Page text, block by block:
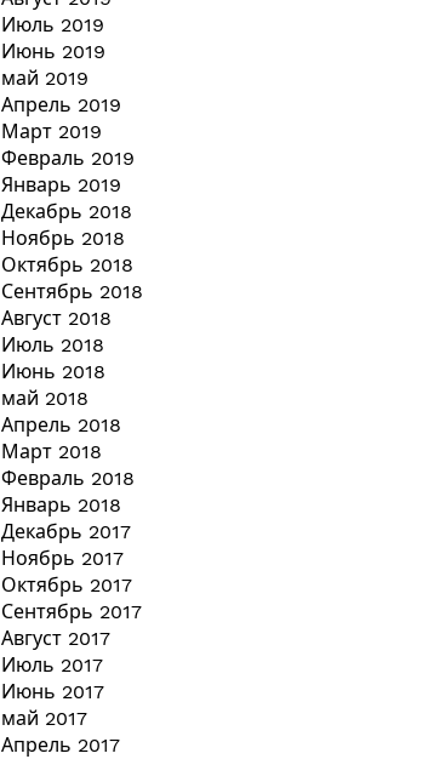
Июль 2019
Июнь 2019
май 2019
Апрель 2019
Март 2019
Февраль 2019
Январь 2019
Декабрь 2018
Ноябрь 2018
Октябрь 2018
Сентябрь 2018
Август 2018
Июль 2018
Июнь 2018
май 2018
Апрель 2018
Март 2018
Февраль 2018
Январь 2018
Декабрь 2017
Ноябрь 2017
Октябрь 2017
Сентябрь 2017
Август 2017
Июль 2017
Июнь 2017
май 2017
Апрель 2017